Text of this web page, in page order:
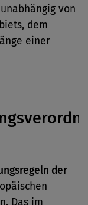
von
dem
einer
der
Das im